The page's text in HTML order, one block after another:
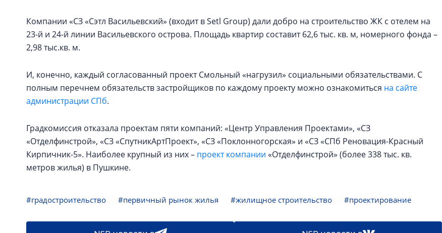
Компании «СЗ «Сэтл Васильевский» (входит в Setl Group) дали добро на строительство ЖК с отелем на
23-й и 24-й линии Васильевского острова. Площадь квартир составит 62,6 тыс. кв. м, номерного фонда –
2,98 тыс.кв. м.
И, конечно, каждый согласованный проект Смольный «нагрузил» социальными обязательствами. С
полным перечнем обязательств застройщиков по каждому проекту можно ознакомиться на сайте
администрации СПб.
Градкомиссия отказала проектам пяти компаний: «Центр Управления Проектами», «СЗ
«Отделфинстрой», «СЗ «СпутникАртПроект», «СЗ «Поклонногорская» и «СЗ «СПб Реновация-Красный
Кирпичник-5». Наиболее крупный из них – проект компании «Отделфинстрой» (более 338 тыс. кв.
метров жилья) в Пушкине.
#градостроительство #первичный рынок жилья #жилищное строительство #проектирование